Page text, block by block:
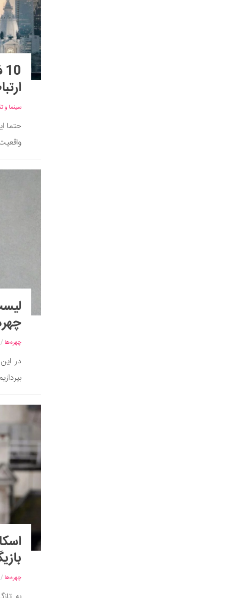
سینما و
حتما
چهره‌ها /
در
چهره‌ها /